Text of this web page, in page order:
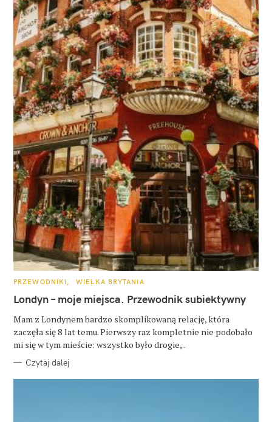
K
T
E
O
R
I
PRZEWODNIKI WIELKA BRYTANIA
Londyn – moje miejsca. Przewodnik subiektywny
Mam z Londynem bardzo skomplikowaną relację, która
zaczęła się 8 lat temu. Pierwszy raz kompletnie nie podobało
mi się w tym mieście: wszystko było drogie,..
Czytaj dalej